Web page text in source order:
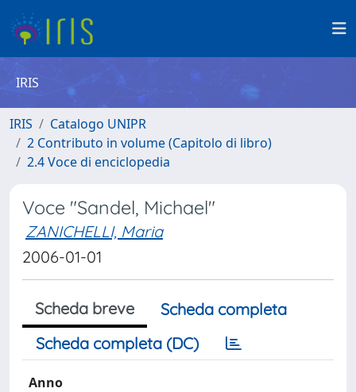
IRIS
IRIS
Catalogo UNIPR
2 Contributo in volume (Capitolo di libro)
2.4 Voce di enciclopedia
Voce "Sandel, Michael"
ZANICHELLI, Maria
2006-01-01
Scheda breve
Scheda completa
Scheda completa (DC)
Anno